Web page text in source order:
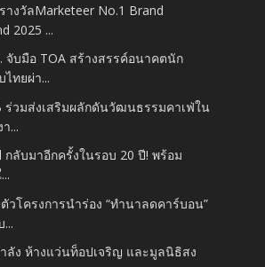
างวัลMarketeer No.1 Brand
2025 ...
จับมือ TOA สร้างสรรค์อนาคตนัก
ไทยผ่า...
ร่วมส่งเสริมผลักดันวัฒนธรรมคาเฟ่ใน
...
กลับมาอีกครั้งในรอบ 20 ปี! พร้อม
วโครงการนำร่อง “ทำนาลดคาร์บอน”
ลัง ห้างแว่นท็อปเจริญ และมูลนิธิสง